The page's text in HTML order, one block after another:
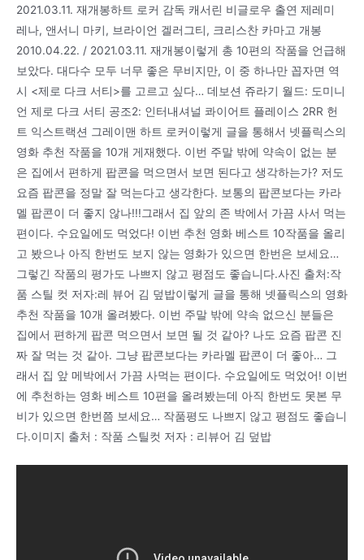
2021.03.11. 재개봉하트 로커 감독 캐서린 비글로우 출연 제레미
레나, 앤서니 마키, 브라이언 겔러그티, 크리스찬 카마고 개봉
2010.04.22. / 2021.03.11. 재개봉이렇게 총 10편의 작품을 언급해
보았다. 대다수 모두 너무 좋은 무비지만, 이 중 하나만 꼽자면 역
시 <제로 다크 서티>를 고르고 싶다… 데보션 쥬라기 월드: 도미니
언 제로 다크 서티 공조2: 인터내셔널 콰이어트 플레이스 2RR 헌
트 익스트랙션 그레이맨 하트 로커이렇게 글을 통해서 넷플릭스의
영화 추천 작품을 10개 게재했다. 이번 주말 밖에 약속이 없는 분
은 집에서 편하게 팝콘을 먹으면서 보면 된다고 생각하는가? 저도
요즘 팝콘을 정말 잘 먹는다고 생각한다. 보통의 팝콘보다는 카라
멜 팝콘이 더 좋지 않나!!!그래서 집 앞의 존 박에서 가끔 사서 먹는
편이다. 수요일에도 먹었다! 이번 추천 영화 베스트 10작품을 올리
고 봤으나 아직 한번도 보지 않는 영화가 있으면 한번은 보세요…
그렇긴 작품의 평가도 나쁘지 않고 평점도 좋습니다.사진 출처:작
품 스틸 컷 저자:레 뷰어 김 덮밥이렇게 글을 통해 넷플릭스의 영화
추천 작품을 10개 올려봤다. 이번 주말 밖에 약속 없으신 분들은
집에서 편하게 팝콘 먹으면서 보면 될 것 같아? 나도 요즘 팝콘 진
짜 잘 먹는 것 같아. 그냥 팝콘보다는 카라멜 팝콘이 더 좋아… 그
래서 집 앞 메박에서 가끔 사먹는 편이다. 수요일에도 먹었어! 이번
에 추천하는 영화 베스트 10편을 올려봤는데 아직 한번도 못본 무
비가 있으면 한번쯤 보세요… 작품평도 나쁘지 않고 평점도 좋습니
다.이미지 출처 : 작품 스틸컷 저자 : 리뷰어 김 덮밥